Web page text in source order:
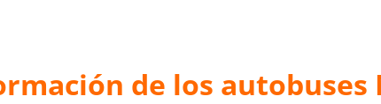
de los autobuses